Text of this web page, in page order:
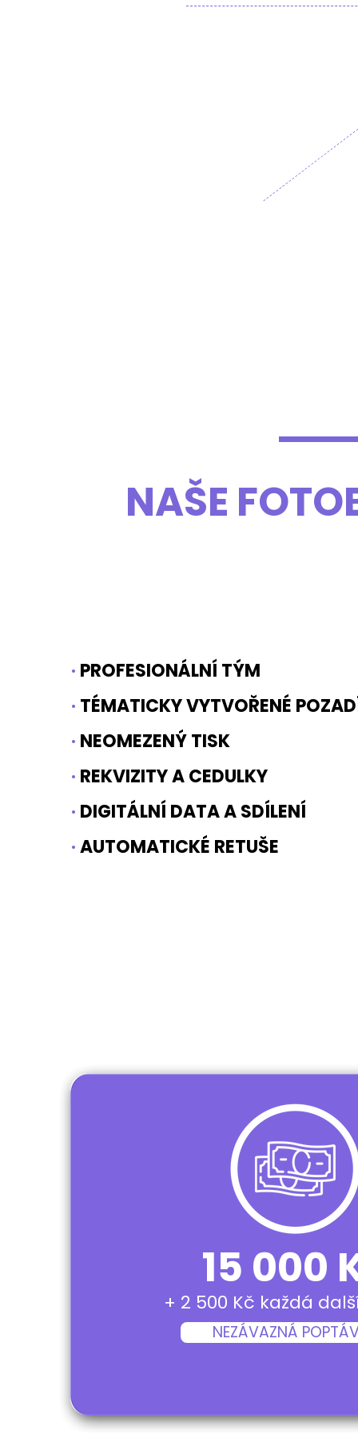
· PROFESIONÁLNÍ TÝM
· TÉMATICKY VYTVOŘENÉ
· NEOMEZENÝ TISK
· REKVIZITY A CEDULKY
· DIGITÁLNÍ DATA A SDÍLENÍ
·AUTOMATICKÉ RETUŠE
NAŠE
NEZÁVAZNÁ
15 000
+ 2 500 Kč každá